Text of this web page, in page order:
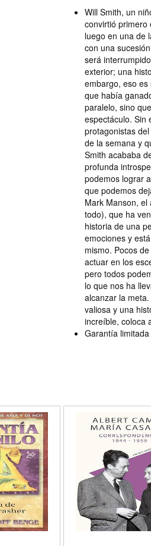
Will Smith, un
convirtió primero
luego en una de
con una
será
exterior; una
embargo, eso es
que había
paralelo, sino
espectáculo. Sin
protagonistas
de la semana y
Smith acababa
profunda
podemos lograr
que podemos
Mark Manson,
todo), que ha
historia de una
emociones y
mismo. Pocos
actuar en los
pero todos
lo que nos ha
alcanzar la
valiosa y una
increíble, coloca
Garantía